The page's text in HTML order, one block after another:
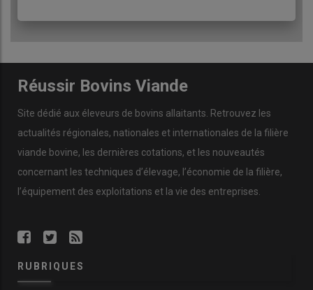
Réussir Bovins Viande
Site dédié aux éleveurs de bovins allaitants. Retrouvez les
actualités régionales, nationales et internationales de la filière
viande bovine, les dernières cotations, et les nouveautés
concernant les techniques d’élevage, l’économie de la filière,
l’équipement des exploitations et la vie des entreprises.
RUBRIQUES